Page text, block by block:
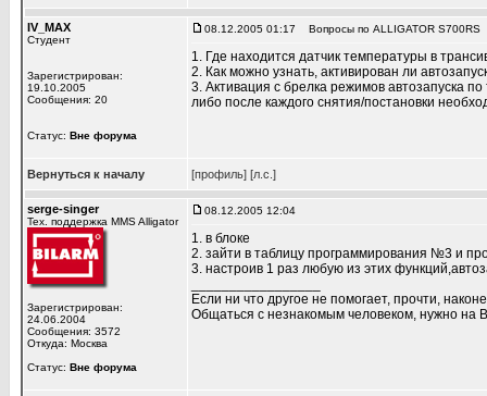
IV_MAX
Студент
Зарегистрирован:
19.10.2005
Сообщения: 20
Статус: Вне форума
08.12.2005 01:17 Вопросы по ALLIGATOR S700RS
1. Где находится датчик температуры в
2. Как можно узнать, активирован ли
3. Активация с брелка режимов автозапуска
либо после каждого снятия/постановки
Вернуться к началу [профиль] [л.с.]
serge-singer
Тех. поддержка MMS Alligator
Зарегистрирован:
24.06.2004
Сообщения: 3572
Откуда: Москва
Статус: Вне форума
08.12.2005 12:04
1. в блоке
2. зайти в таблицу программирования №3 и
3. настроив 1 раз любую из этих
Если ни что другое не помогает, прочти,
Общаться с незнакомым человеком, нужно на